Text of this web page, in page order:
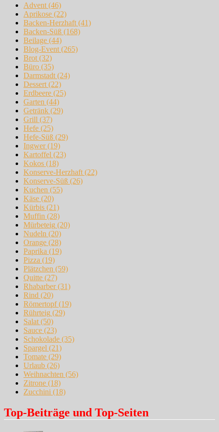
Advent (46)
Aprikose (22)
Backen-Herzhaft (41)
Backen-Süß (168)
Beilage (44)
Blog-Event (265)
Brot (32)
Büro (35)
Darmstadt (24)
Dessert (22)
Erdbeere (25)
Garten (44)
Getränk (29)
Grill (37)
Hefe (25)
Hefe-Süß (29)
Ingwer(19)
Kartoffel (23)
Kokos (18)
Konserve-Herzhaft (22)
Konserve-Süß (26)
Kuchen (55)
Käse (20)
Kürbis (21)
Muffin (28)
Mürbeteig (20)
Nudeln (20)
Orange (28)
Paprika (19)
Pizza (19)
Plätzchen (59)
Quitte (27)
Rhabarber(31)
Rind (20)
Römertopf(19)
Rührteig (29)
Salat (50)
Sauce (23)
Schokolade (35)
Spargel (21)
Tomate (29)
Urlaub (26)
Weihnachten (56)
Zitrone (18)
Zucchini (18)
Top-Beiträge und Top-Seiten